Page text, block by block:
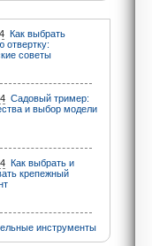
Как выбрать
отвертку:
советы
Садовый тример:
и выбор модели
Как выбрать и
крепежный
инструменты